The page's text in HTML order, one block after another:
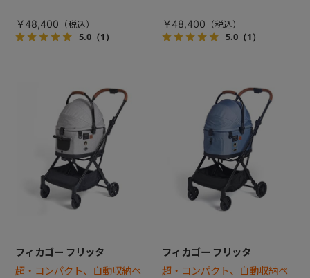
ルチェンジ。 新機能「マジカ
ルフォールディング」搭載
￥48,400
5.0（1）
ルチェンジ。 新機能「マジカ
ルフォールディング」搭載
￥48,400
5.0（1）
フィカゴー フリッタ
超・コンパクト、自動収納ペ
フィカゴー フリッタ
超・コンパクト、自動収納ペ